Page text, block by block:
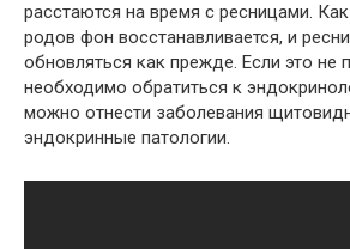
расстаются на время с ресницами.
родов фон восстанавливается, и
обновляться как прежде. Если это не
необходимо обратиться к
можно отнести заболевания
эндокринные патологии.